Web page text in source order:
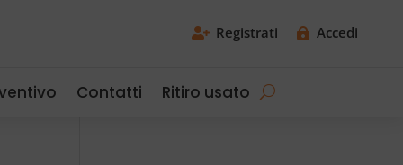
 Registrati  Accedi
Contatti Ritiro usato